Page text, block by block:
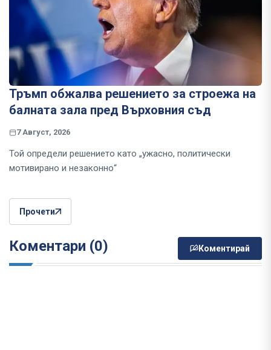
Тръмп обжалва решението за строежа на
балната зала пред Върховния съд
7 Август, 2026
Той определи решението като „ужасно, политически
мотивирано и незаконно“
Прочети
Коментари (0) Коментирай